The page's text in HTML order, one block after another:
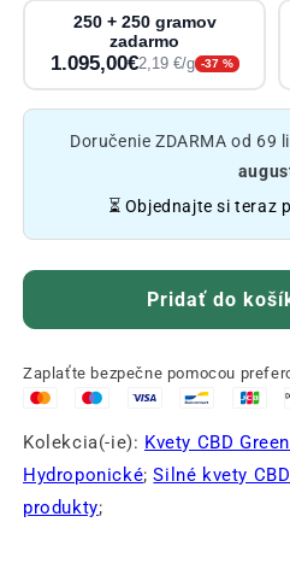
250 + 250 gramov
zadarmo
1.095,00€2,19 €/g -37 %
Doručenie ZDARMA od 69
⏳ Objednajte si teraz
Pridať do
Zaplaťte bezpečne pomocou
Kolekcia(-ie): Kvety CBD
Hydroponické;Silné kvety CBD
produkty;